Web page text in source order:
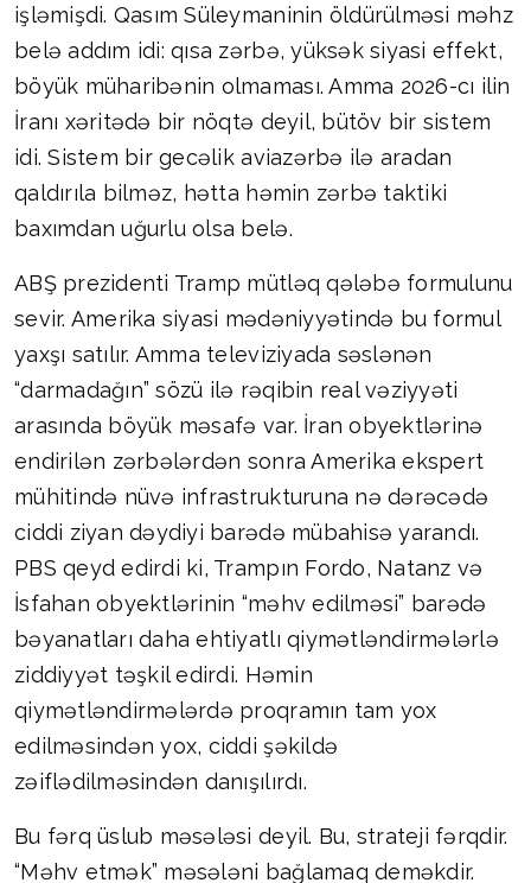
işləmişdi. Qasım Süleymaninin öldürülməsi məhz
belə addım idi: qısa zərbə, yüksək siyasi effekt,
böyük müharibənin olmaması. Amma 2026-cı ilin
İranı xəritədə bir nöqtə deyil, bütöv bir sistem
idi. Sistem bir gecəlik aviazərbə ilə aradan
qaldırıla bilməz, hətta həmin zərbə taktiki
baxımdan uğurlu olsa belə.
ABŞ prezidenti Tramp mütləq qələbə formulunu
sevir. Amerika siyasi mədəniyyətində bu formul
yaxşı satılır. Amma televiziyada səslənən
“darmadağın” sözü ilə rəqibin real vəziyyəti
arasında böyük məsafə var. İran obyektlərinə
endirilən zərbələrdən sonra Amerika ekspert
mühitində nüvə infrastrukturuna nə dərəcədə
ciddi ziyan dəydiyi barədə mübahisə yarandı.
PBS qeyd edirdi ki, Trampın Fordo, Natanz və
İsfahan obyektlərinin “məhv edilməsi” barədə
bəyanatları daha ehtiyatlı qiymətləndirmələrlə
ziddiyyət təşkil edirdi. Həmin
qiymətləndirmələrdə proqramın tam yox
edilməsindən yox, ciddi şəkildə
zəiflədilməsindən danışılırdı.
Bu fərq üslub məsələsi deyil. Bu, strateji fərqdir.
“Məhv etmək” məsələni bağlamaq deməkdir.